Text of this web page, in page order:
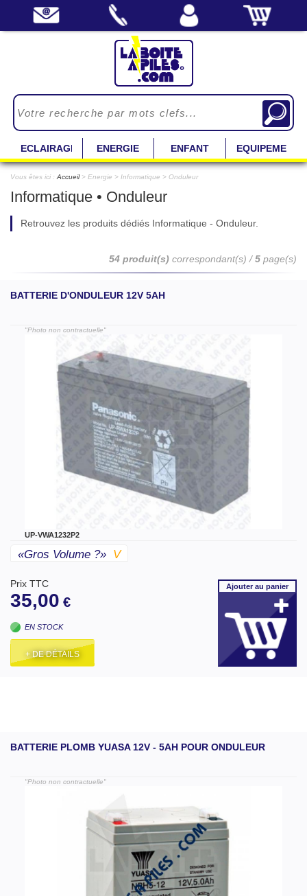
ECLAIRAGE ENERGIE ENFANT EQUIPEMENT
Vous êtes ici : Accueil> Energie > Informatique > Onduleur
Informatique • Onduleur
Retrouvez les produits dédiés Informatique - Onduleur.
54 produit(s) correspondant(s) /5 page(s)
BATTERIE D'ONDULEUR 12V 5AH
"Photo non contractuelle"
UP-VWA1232P2
«gros Volume ?» V
Prix TTC
35,00 €
EN STOCK
+ DE DÉTAILS
Ajouterau panier
BATTERIE PLOMB YUASA 12V - 5AH POUR ONDULEUR
"Photo non contractuelle"